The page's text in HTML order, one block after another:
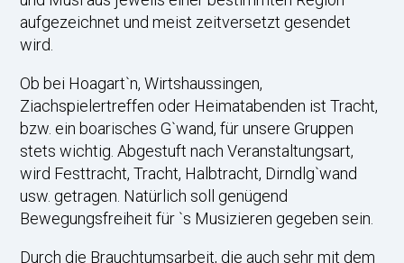
aufgezeichnet und meist zeitversetzt gesendet
wird.
Ob bei Hoagart`n, Wirtshaussingen,
Ziachspielertreffen oder Heimatabenden ist Tracht,
bzw. ein boarisches G`wand, für unsere Gruppen
stets wichtig. Abgestuft nach Veranstaltungsart,
wird Festtracht, Tracht, Halbtracht, Dirndlg`wand
usw. getragen. Natürlich soll genügend
Bewegungsfreiheit für `s Musizieren gegeben sein.
Durch die Brauchtumsarbeit, die auch sehr mit dem